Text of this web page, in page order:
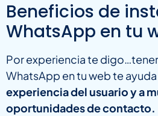
Beneficios de
WhatsApp en tu
Por experiencia te
WhatsApp en tu web te ayuda
experiencia del usuario y a
oportunidades de contacto.